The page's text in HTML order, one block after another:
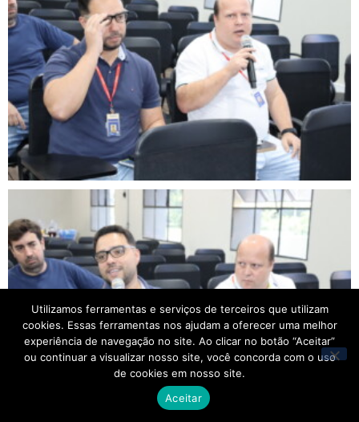
Utilizamos ferramentas e serviços de terceiros que utilizam
cookies. Essas ferramentas nos ajudam a oferecer uma melhor
experiência de navegação no site. Ao clicar no botão “Aceitar”
ou continuar a visualizar nosso site, você concorda com o uso
de cookies em nosso site.
Aceitar